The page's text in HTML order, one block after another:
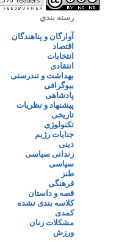
رسته بندي
آوارگان و پناهندگان
اقتصاد
انتخابات
انتقادی
بهداشت و تندرستی
بیوگرافی
پادشاهی
پیشنهاد و نظریات
تاریخی
تکنولوژی
جنایات رژیم
دینی
زندانی سیاسی
سیاسی
طنز
فرهنگی
قصه و داستان
کلاسه بندی نشده
کمدی
مشکلات زنان
ورزش